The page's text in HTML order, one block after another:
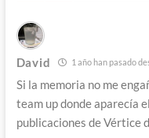
David 1 año han pasado
Si la memoria no me
team up donde aparecía
publicaciones de Vértice